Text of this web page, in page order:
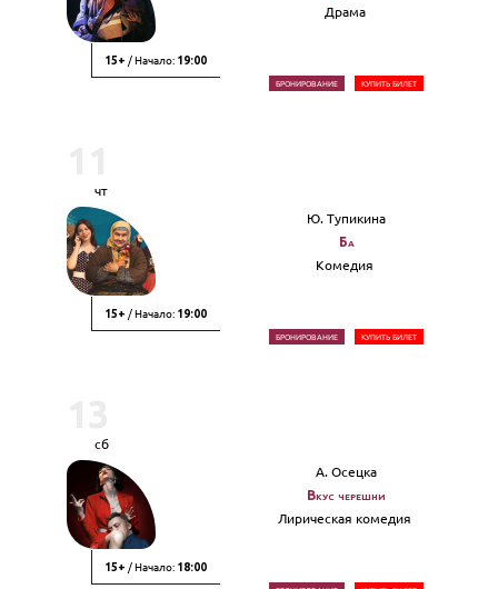
15+ / Начало: 19:00
Драма
БРОНИРОВАНИЕ КУПИТЬ БИЛЕТ
чт
15+ / Начало: 19:00
Ю. Тупикина
Ба
Комедия
БРОНИРОВАНИЕ КУПИТЬ БИЛЕТ
сб
15+ / Начало: 18:00
А. Осецка
Вкус черешни
Лирическая комедия